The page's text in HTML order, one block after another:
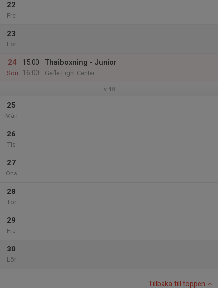
22
Fre
23
Lör
24
Sön
15:00
16:00
Thaiboxning - Junior
Gefle Fight Center
v.48
25
Mån
26
Tis
27
Ons
28
Tor
29
Fre
30
Lör
Tillbaka till toppen